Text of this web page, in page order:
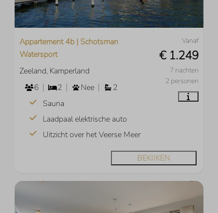
Vanaf
€ 1.249
7 nachten
2 personen
Appartement 4b | Schotsman
Watersport
Zeeland, Kamperland
6
2 Nee
2
Sauna
Laadpaal elektrische auto
Uitzicht over het Veerse Meer
BEKIJKEN